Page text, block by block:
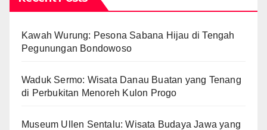
Kawah Wurung: Pesona Sabana Hijau di Tengah
Pegunungan Bondowoso
Waduk Sermo: Wisata Danau Buatan yang Tenang
di Perbukitan Menoreh Kulon Progo
Museum Ullen Sentalu: Wisata Budaya Jawa yang